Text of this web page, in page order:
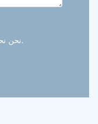
نحن نحترم خصوصيتك وجميع المعلومات محمية.